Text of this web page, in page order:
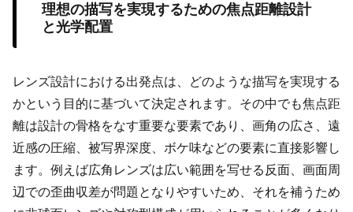
理想の描写を実現するための焦点距離設計
と光学配置
レンズ設計における出発点は、どのような描写を実現する
かという目的に基づいて決定されます。その中でも焦点距
離は設計の骨格をなす重要な要素であり、画角の広さ、遠
近感の圧縮、被写界深度、ボケ味などの要素に直接影響し
ます。例えば広角レンズは広い範囲を写せる反面、画面周
辺での歪曲収差が問題となりやすいため、それを補うため